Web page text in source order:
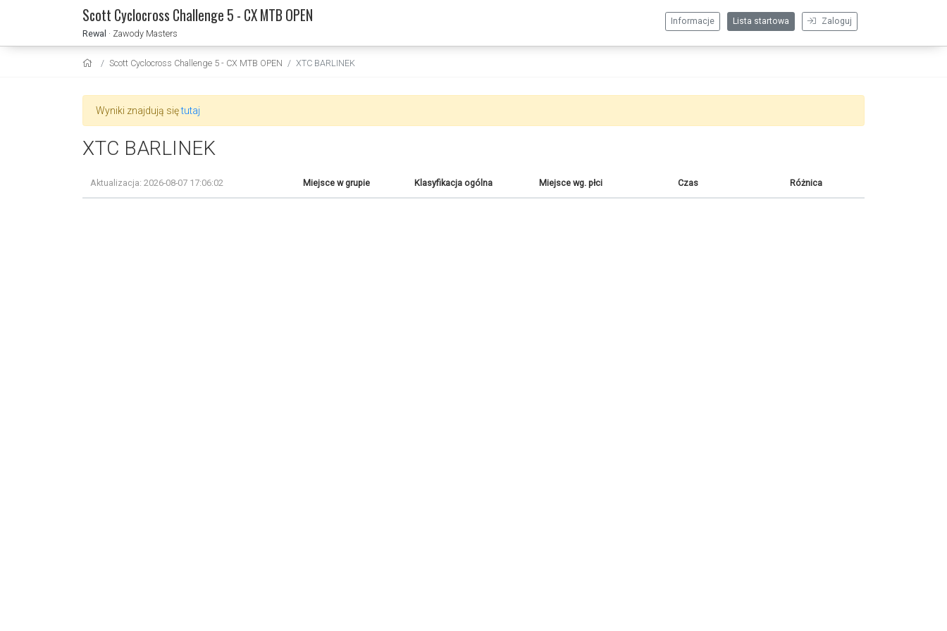
Scott Cyclocross Challenge 5 - CX MTB OPEN
Rewal · Zawody Masters
Zaloguj
Lista startowa
Informacje
Scott Cyclocross Challenge 5 - CX MTB OPEN XTC BARLINEK
Wyniki znajdują siętutaj
XTC BARLINEK
Aktualizacja: 2026-08-07 17:06:02 Miejsce w grupie Klasyfikacja ogólna Miejsce wg. płci Czas Różnica